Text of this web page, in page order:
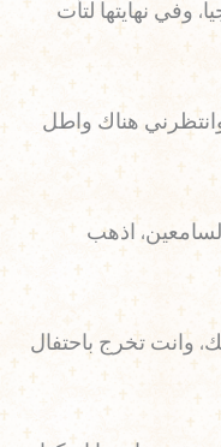
وفي نهايتها لتأت
وانتظرني هناك واطل
اذهب
وانت تخرج باحتفال